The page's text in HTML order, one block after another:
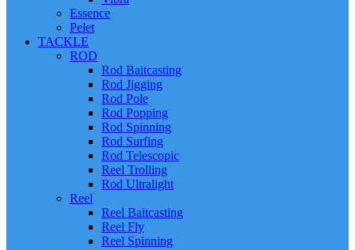
Essence
Pelet
TACKLE
ROD
Rod Baitcasting
Rod Jigging
Rod Pole
Rod Popping
Rod Spinning
Rod Surfing
Rod Telescopic
Reel Trolling
Rod Ultralight
Reel
Reel Baitcasting
Reel Fly
Reel Spinning